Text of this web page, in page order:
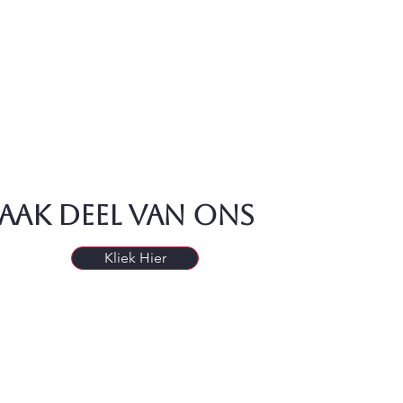
deel van ons
Kliek Hier